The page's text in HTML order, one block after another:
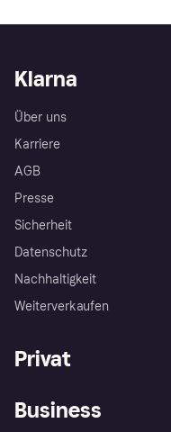
Klarna
Über uns
Karriere
AGB
Presse
Sicherheit
Datenschutz
Nachhaltigkeit
Weiterverkaufen
Privat
Business